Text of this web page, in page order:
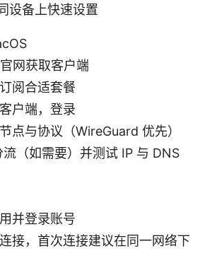
设备上快速设置
网获取客户端
阅合适套餐
户端，登录
点与协议（WireGuard 优先）
（如需要）并测试 IP 与 DNS
并登录账号
接，首次连接建议在同一网络下